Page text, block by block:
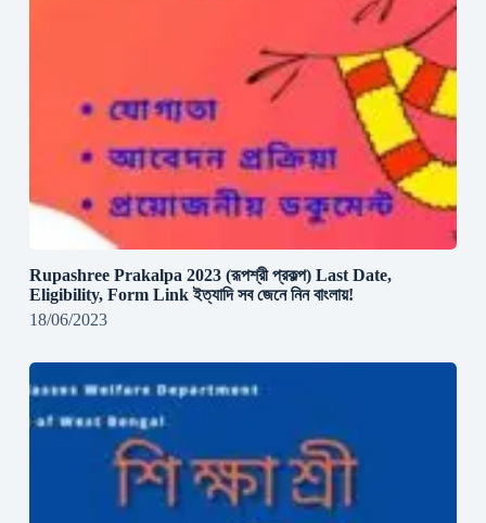
Rupashree Prakalpa 2023 (রূপশ্রী প্রকল্প) Last Date,
Eligibility, Form Link ইত্যাদি সব জেনে নিন বাংলায়!
18/06/2023